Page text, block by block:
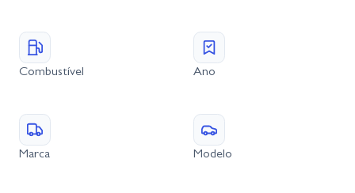
Combustível Ano
Marca Modelo